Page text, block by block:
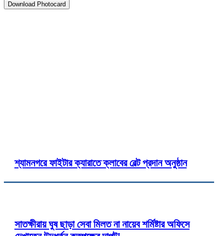
Download Photocard
শ্যামনগরে ফাইটার ক্যারাতে ক্লাবের বেল্ট প্রদান অনুষ্ঠান
সাতক্ষীরায় ঘুষ ছাড়া সেবা মিলত না নায়েব শর্মিষ্টার অফিসে